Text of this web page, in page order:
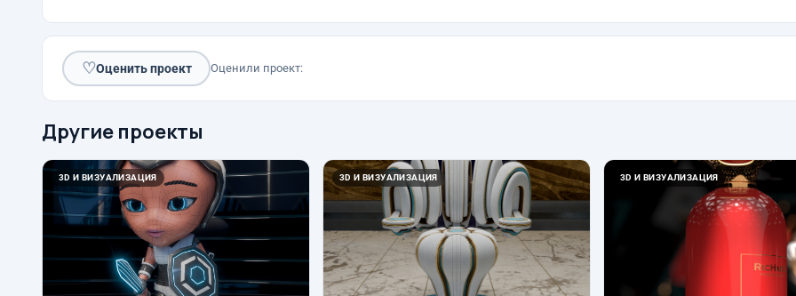
♡Оценить проект Оценили проект:
Другие проекты
3D И ВИЗУАЛИЗАЦИЯ 3D И ВИЗУАЛИЗАЦИЯ 3D И ВИЗУАЛИЗАЦИЯ